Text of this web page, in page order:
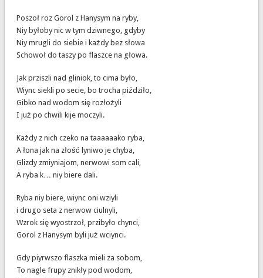
Poszoł roz Gorol z Hanysym na ryby,
Niy byłoby nic w tym dziwnego, gdyby
Niy mrugli do siebie i każdy bez słowa
Schowoł do taszy po flaszce na głowa.
Jak prziszli nad gliniok, to cima było,
Wiync siekli po secie, bo trocha piździło,
Gibko nad wodom się rozłożyli
I już po chwili kije moczyli.
Każdy z nich czeko na taaaaaako ryba,
A łona jak na złość lyniwo je chyba,
Glizdy zmiyniajom, nerwowi som cali,
A ryba k… niy biere dali.
Ryba niy biere, wiync oni wziyli
i drugo seta z nerwow ciulnyli,
Wzrok się wyostrzoł, przibyło chynci,
Gorol z Hanysym byli już wciynci.
Gdy piyrwszo flaszka mieli za sobom,
To nagle frupy znikły pod wodom,